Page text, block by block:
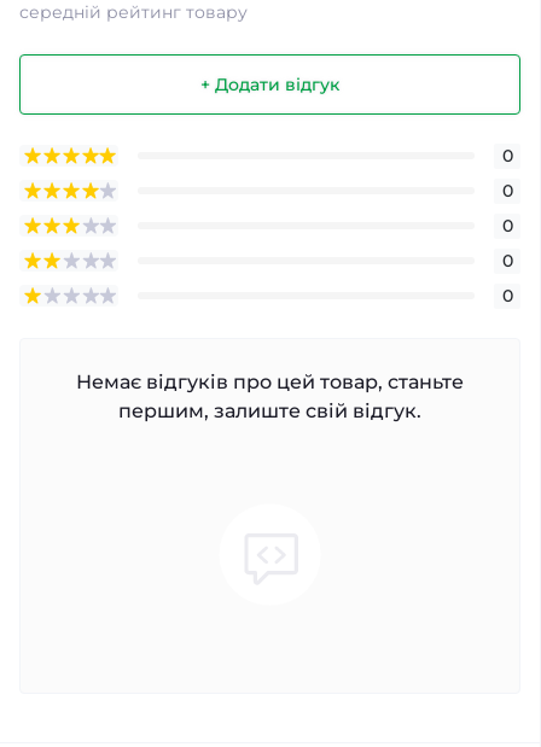
середній рейтинг товару
+ Додати відгук
0
0
0
0
0
Немає відгуків про цей товар, станьте
першим, залиште свій відгук.